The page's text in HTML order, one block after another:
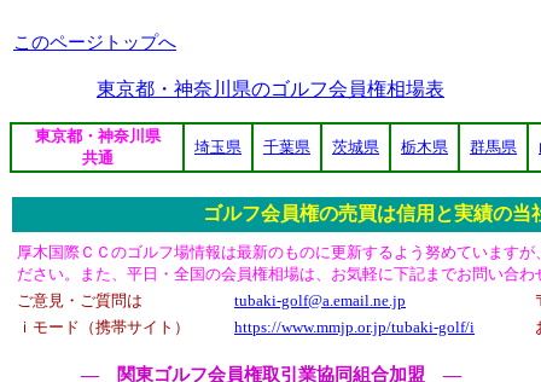
このページトップへ
東京都・神奈川県のゴルフ会員権相場表
東京都・神奈川県
共通
埼玉県 千葉県 茨城県 栃木県 群馬県
ゴルフ会員権の売買は信用と実績の当
厚木国際ＣＣのゴルフ場情報は最新のものに更新するよう努めています
ださい。また、平日・全国の会員権相場は、お気軽に下記までお問い合わ
ご意見・ご質問は
tubaki-golf@a.email.ne.jp
ｉモード（携帯サイト）
https://www.mmjp.or.jp/tubaki-golf/i
― 関東ゴルフ会員権取引業協同組合加盟 ―